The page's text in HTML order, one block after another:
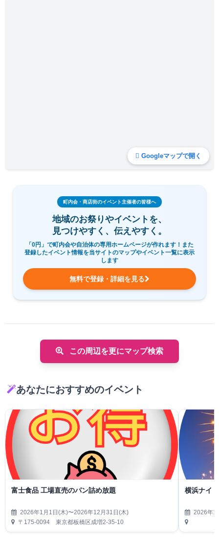
Googleマップで開く
町内会・商店街のイベント主催者の皆様へ
地域のお祭りやイベントを、
見つけやすく、伝えやすく。
「0円」で町内会や自治体の専用ホームページが作れます！また
登録したイベント情報を当サイトのマップやイベント一覧に表示
します
無料で登録・詳細を見る
この周辺を更にマップ検索
あなたにおすすめのイベント
富士食品 工場直売のパン詰め放題
2026年1月1日(木)〜2026年12月31日(木)
〒175-0094 東京都板橋区成増2-35-10
横浜ナイ
2026年1